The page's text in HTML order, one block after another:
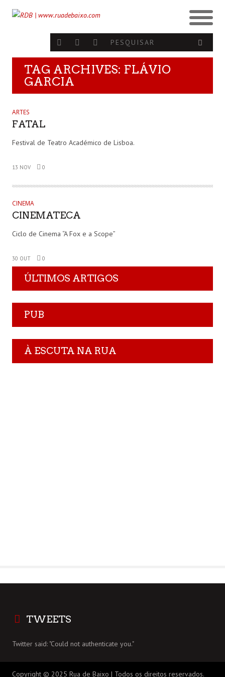
TAG ARCHIVES: FLÁVIO
GARCIA
ARTES
FATAL
Festival de Teatro Académico de Lisboa.
13 NOV 0
CINEMA
CINEMATECA
Ciclo de Cinema “A Fox e a Scope”
30 OUT 0
ÚLTIMOS ARTIGOS
PUB
À ESCUTA NA RUA
TWEETS
Twitter said: "Could not authenticate you."
Copyright © 2025 Rua de Baixo | Todos os direitos reservados.